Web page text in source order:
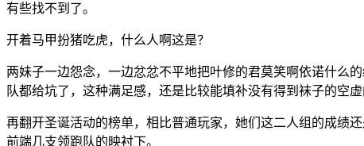
有些找不到了。
开着马甲扮猪吃虎，什么人啊这是？
两妹子一边怨念，一边忿忿不平地把叶修的君莫笑啊依诺什么
队都给坑了，这种满足感，还是比较能填补没有得到袜子的空
再翻开圣诞活动的榜单，相比普通玩家，她们这二人组的成绩
前端几支领跑队的映衬下。